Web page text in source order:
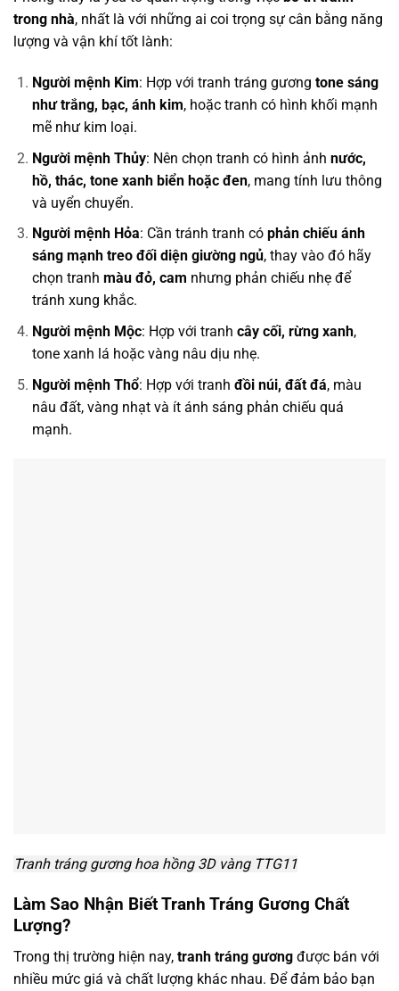
trong nhà, nhất là với những ai coi trọng sự cân bằng năng
lượng và vận khí tốt lành:
Người mệnh Kim: Hợp với tranh tráng gương tone sáng
như trắng, bạc, ánh kim, hoặc tranh có hình khối mạnh
mẽ như kim loại.
Người mệnh Thủy: Nên chọn tranh có hình ảnh nước,
hồ, thác, tone xanh biển hoặc đen, mang tính lưu thông
và uyển chuyển.
Người mệnh Hỏa: Cần tránh tranh có phản chiếu ánh
sáng mạnh treo đối diện giường ngủ, thay vào đó hãy
chọn tranh màu đỏ, cam nhưng phản chiếu nhẹ để
tránh xung khắc.
Người mệnh Mộc: Hợp với tranh cây cối, rừng xanh,
tone xanh lá hoặc vàng nâu dịu nhẹ.
Người mệnh Thổ: Hợp với tranh đồi núi, đất đá, màu
nâu đất, vàng nhạt và ít ánh sáng phản chiếu quá
mạnh.
Tranh tráng gương hoa hồng 3D vàng TTG11
Làm Sao Nhận Biết Tranh Tráng Gương Chất
Lượng?
Trong thị trường hiện nay, tranh tráng gương được bán với
nhiều mức giá và chất lượng khác nhau. Để đảm bảo bạn